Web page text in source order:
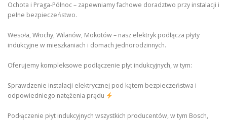
Ochota i Praga-Północ – zapewniamy fachowe doradztwo przy instalacji i
pełne bezpieczeństwo.
Wesoła, Włochy, Wilanów, Mokotów – nasz elektryk podłącza płyty
indukcyjne w mieszkaniach i domach jednorodzinnych.
Oferujemy kompleksowe podłączenie płyt indukcyjnych, w tym:
Sprawdzenie instalacji elektrycznej pod kątem bezpieczeństwa i
odpowiedniego natężenia prądu
Podłączenie płyt indukcyjnych wszystkich producentów, w tym Bosch,